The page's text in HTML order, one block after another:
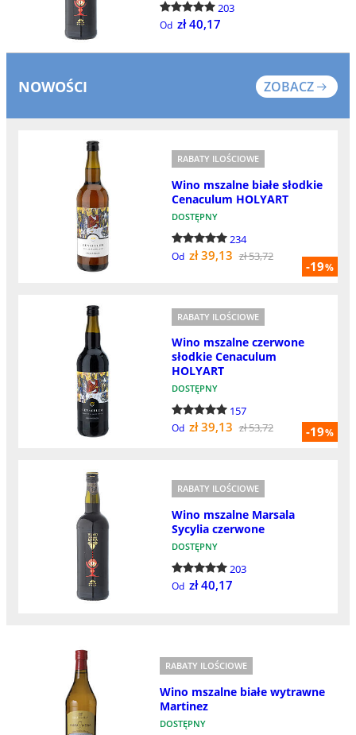
203
Od zł 40,17
NOWOŚCI ZOBACZ
-19%
RABATY ILOŚCIOWE
Wino mszalne białe słodkie
Cenaculum HOLYART
DOSTĘPNY
234
Od zł 39,13 zł 53,72
-19%
RABATY ILOŚCIOWE
Wino mszalne czerwone
słodkie Cenaculum
HOLYART
DOSTĘPNY
157
Od zł 39,13 zł 53,72
RABATY ILOŚCIOWE
Wino mszalne Marsala
Sycylia czerwone
DOSTĘPNY
203
Od zł 40,17
RABATY ILOŚCIOWE
Wino mszalne białe wytrawne
Martinez
DOSTĘPNY